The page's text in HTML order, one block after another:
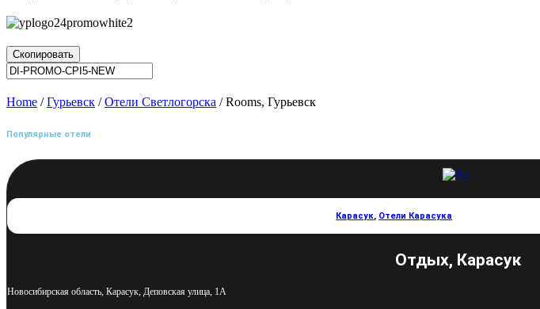
Скопировать
Home /Гурьевск /Отели Светлогорска / Rooms, Гурьевск
Популярные отели
Карасук, Отели Карасука
Отдых, Карасук
Новосибирская область, Карасук, Деповская улица, 1А